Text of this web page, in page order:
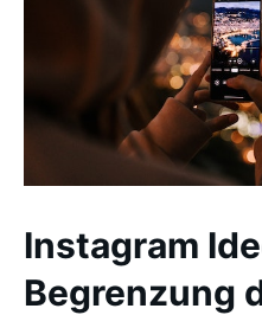
Instagram
Begrenzung